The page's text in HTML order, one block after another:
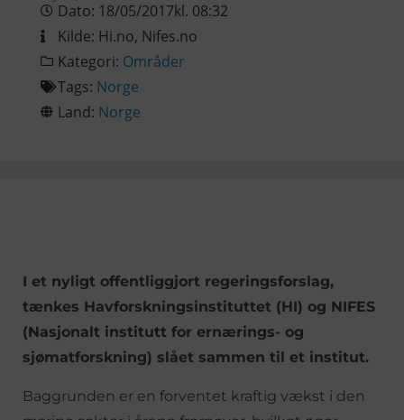
Dato: 18/05/2017kl. 08:32
Kilde: Hi.no, Nifes.no
Kategori: Områder
Tags: Norge
Land: Norge
I et nyligt offentliggjort regeringsforslag,
tænkes Havforskningsinstituttet (HI) og NIFES
(Nasjonalt institutt for ernærings- og
sjømatforskning) slået sammen til et institut.
Baggrunden er en forventet kraftig vækst i den